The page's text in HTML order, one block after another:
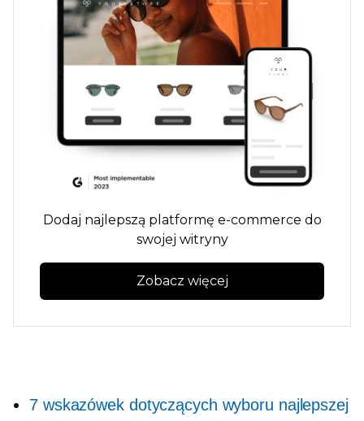
Dodaj najlepszą platformę e-commerce do
swojej witryny
Zobacz więcej
7 wskazówek dotyczących wyboru najlepszej